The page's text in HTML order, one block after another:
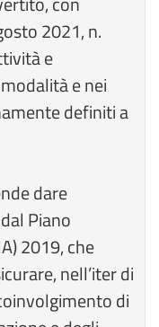
2021, n.
e
e nei
definiti a
dare
Piano
2019, che
nell’iter di
di